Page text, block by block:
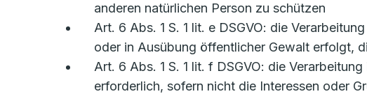
anderen natürlichen Person zu schützen
Art. 6 Abs. 1 S. 1 lit. e DSGVO: die
oder in Ausübung öffentlicher Gewalt erfolgt,
Art. 6 Abs. 1 S. 1 lit. f DSGVO: die
erforderlich, sofern nicht die Interessen oder